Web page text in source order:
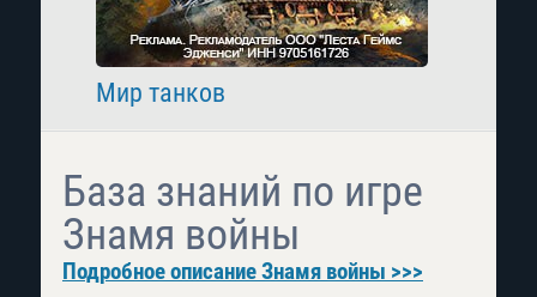
Мир танков
База знаний по игре
Знамя войны
Подробное описание Знамя войны >>>